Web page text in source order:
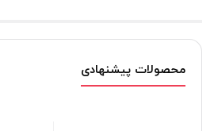
محصولات پیشنهادی